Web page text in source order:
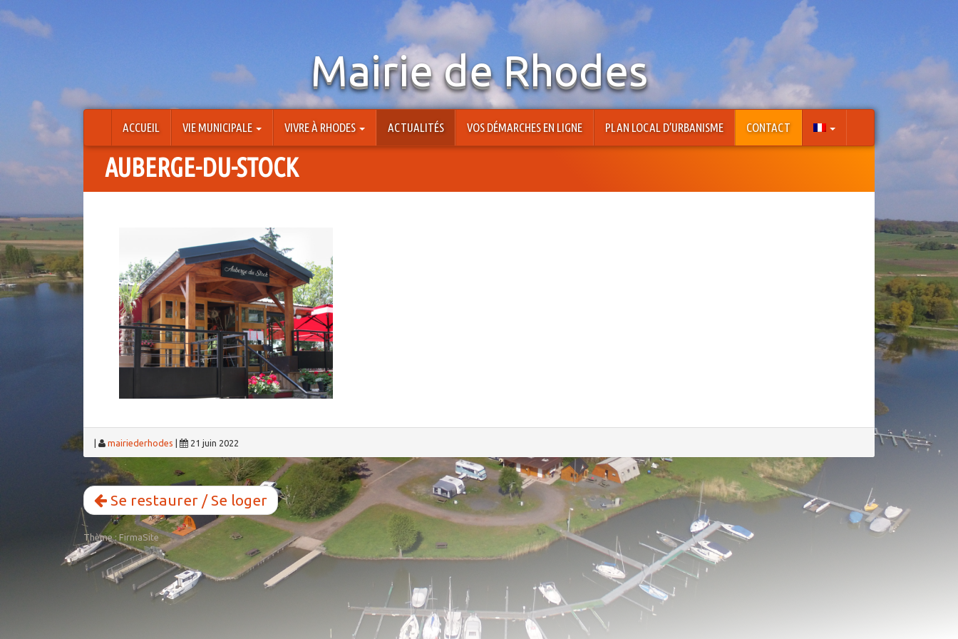
Mairie de Rhodes
ACCUEIL VIE MUNICIPALE VIVRE À RHODES ACTUALITÉS VOS DÉMARCHES EN LIGNE PLAN LOCAL D’URBANISME CONTACT
AUBERGE-DU-STOCK
mairiederhodes 21 juin 2022
Se restaurer / Se loger
Thème : FirmaSite